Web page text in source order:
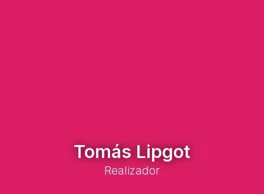
Tomás Lipgot
Realizador